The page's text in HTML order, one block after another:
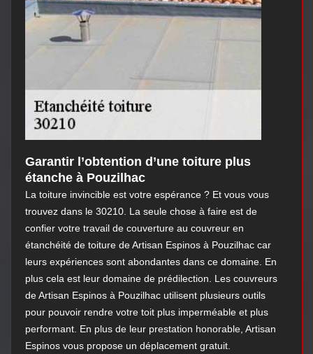
Garantir l’obtention d’une toiture plus
étanche à Pouzilhac
La toiture invincible est votre espérance ? Et vous vous
trouvez dans le 30210. La seule chose à faire est de
confier votre travail de couverture au couvreur en
étanchéité de toiture de Artisan Espinos à Pouzilhac car
leurs expériences sont abondantes dans ce domaine. En
plus cela est leur domaine de prédilection. Les couvreurs
de Artisan Espinos à Pouzilhac utilisent plusieurs outils
pour pouvoir rendre votre toit plus imperméable et plus
performant. En plus de leur prestation honorable, Artisan
Espinos vous propose un déplacement gratuit.